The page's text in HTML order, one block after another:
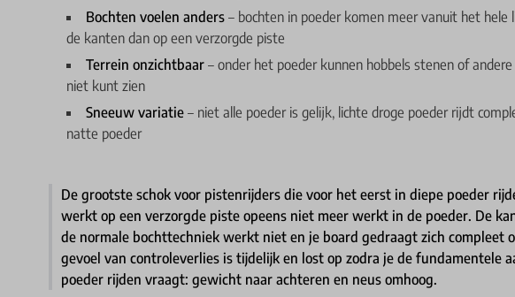
Bochten voelen anders – bochten in poeder komen meer vanuit het hele
de kanten dan op een verzorgde piste
Terrein onzichtbaar – onder het poeder kunnen hobbels stenen of
niet kunt zien
Sneeuw variatie – niet alle poeder is gelijk, lichte droge poeder rijdt
natte poeder
De grootste schok voor pistenrijders die voor het eerst in diepe poeder
werkt op een verzorgde piste opeens niet meer werkt in de poeder. De
de normale bochttechniek werkt niet en je board gedraagt zich compleet
gevoel van controleverlies is tijdelijk en lost op zodra je de fundamentele
poeder rijden vraagt: gewicht naar achteren en neus omhoog.